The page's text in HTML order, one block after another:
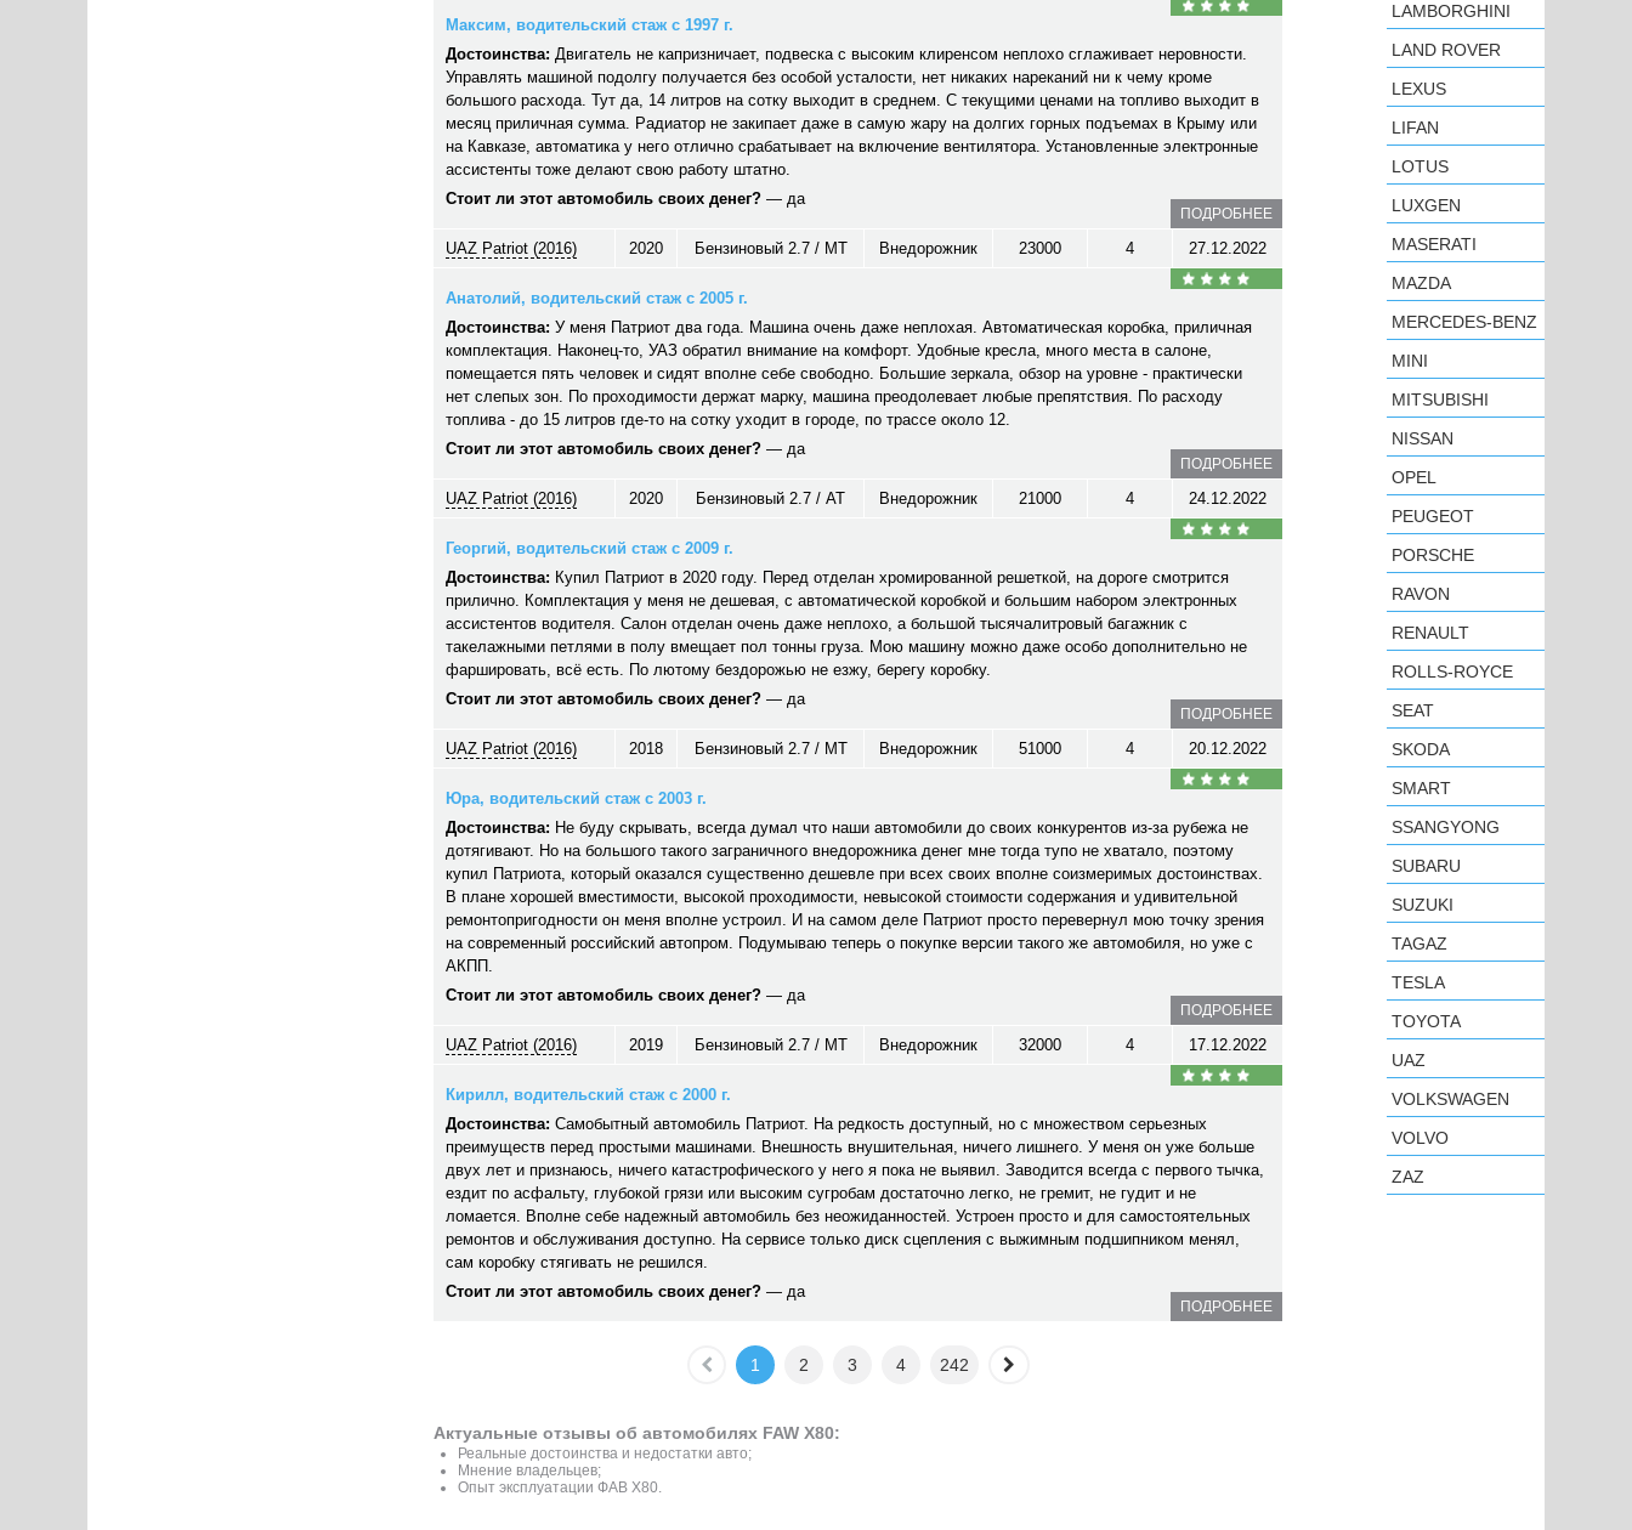
Максим, водительский стаж с 1997 г.
Достоинства: Двигатель не капризничает, подвеска с высоким клиренсом неплохо сглаживает неровности.
Управлять машиной подолгу получается без особой усталости, нет никаких нареканий ни к чему кроме
большого расхода. Тут да, 14 литров на сотку выходит в среднем. С текущими ценами на топливо выходит в
месяц приличная сумма. Радиатор не закипает даже в самую жару на долгих горных подъемах в Крыму или
на Кавказе, автоматика у него отлично срабатывает на включение вентилятора. Установленные электронные
ассистенты тоже делают свою работу штатно.
Стоит ли этот автомобиль своих денег? — да
ПОДРОБНЕЕ
UAZ Patriot (2016) 2020 Бензиновый 2.7 / MT Внедорожник 23000 4 27.12.2022
Анатолий, водительский стаж с 2005 г.
Достоинства: У меня Патриот два года. Машина очень даже неплохая. Автоматическая коробка, приличная
комплектация. Наконец-то, УАЗ обратил внимание на комфорт. Удобные кресла, много места в салоне,
помещается пять человек и сидят вполне себе свободно. Большие зеркала, обзор на уровне - практически
нет слепых зон. По проходимости держат марку, машина преодолевает любые препятствия. По расходу
топлива - до 15 литров где-то на сотку уходит в городе, по трассе около 12.
Стоит ли этот автомобиль своих денег? — да
ПОДРОБНЕЕ
UAZ Patriot (2016) 2020 Бензиновый 2.7 / AT Внедорожник 21000 4 24.12.2022
Георгий, водительский стаж с 2009 г.
Достоинства: Купил Патриот в 2020 году. Перед отделан хромированной решеткой, на дороге смотрится
прилично. Комплектация у меня не дешевая, с автоматической коробкой и большим набором электронных
ассистентов водителя. Салон отделан очень даже неплохо, а большой тысячалитровый багажник с
такелажными петлями в полу вмещает пол тонны груза. Мою машину можно даже особо дополнительно не
фаршировать, всё есть. По лютому бездорожью не езжу, берегу коробку.
Стоит ли этот автомобиль своих денег? — да
ПОДРОБНЕЕ
UAZ Patriot (2016) 2018 Бензиновый 2.7 / MT Внедорожник 51000 4 20.12.2022
Юра, водительский стаж с 2003 г.
Достоинства: Не буду скрывать, всегда думал что наши автомобили до своих конкурентов из-за рубежа не
дотягивают. Но на большого такого заграничного внедорожника денег мне тогда тупо не хватало, поэтому
купил Патриота, который оказался существенно дешевле при всех своих вполне соизмеримых достоинствах.
В плане хорошей вместимости, высокой проходимости, невысокой стоимости содержания и удивительной
ремонтопригодности он меня вполне устроил. И на самом деле Патриот просто перевернул мою точку зрения
на современный российский автопром. Подумываю теперь о покупке версии такого же автомобиля, но уже с
АКПП.
Стоит ли этот автомобиль своих денег? — да
ПОДРОБНЕЕ
UAZ Patriot (2016) 2019 Бензиновый 2.7 / MT Внедорожник 32000 4 17.12.2022
Кирилл, водительский стаж с 2000 г.
Достоинства: Самобытный автомобиль Патриот. На редкость доступный, но с множеством серьезных
преимуществ перед простыми машинами. Внешность внушительная, ничего лишнего. У меня он уже больше
двух лет и признаюсь, ничего катастрофического у него я пока не выявил. Заводится всегда с первого тычка,
ездит по асфальту, глубокой грязи или высоким сугробам достаточно легко, не гремит, не гудит и не
ломается. Вполне себе надежный автомобиль без неожиданностей. Устроен просто и для самостоятельных
ремонтов и обслуживания доступно. На сервисе только диск сцепления с выжимным подшипником менял,
сам коробку стягивать не решился.
Стоит ли этот автомобиль своих денег? — да
ПОДРОБНЕЕ
1 2 3 4 242
Актуальные отзывы об автомобилях FAW X80:
Реальные достоинства и недостатки авто;
Мнение владельцев;
Опыт эксплуатации ФАВ X80.
LAMBORGHINI
LAND ROVER
LEXUS
LIFAN
LOTUS
LUXGEN
MASERATI
MAZDA
MERCEDES-BENZ
MINI
MITSUBISHI
NISSAN
OPEL
PEUGEOT
PORSCHE
RAVON
RENAULT
ROLLS-ROYCE
SEAT
SKODA
SMART
SSANGYONG
SUBARU
SUZUKI
TAGAZ
TESLA
TOYOTA
UAZ
VOLKSWAGEN
VOLVO
ZAZ